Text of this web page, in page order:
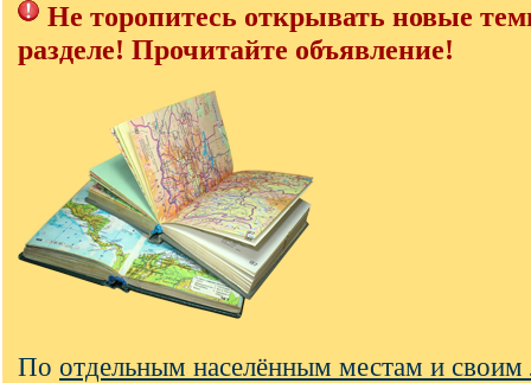
Не торопитесь открывать новые
разделе! Прочитайте объявление!
По отдельным населённым местам и